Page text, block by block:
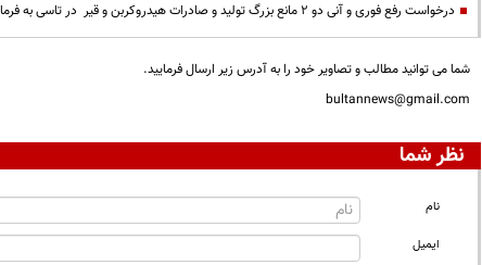
درخواست رفع فوری و آنی دو ۲ مانع بزرگ تولید و صادرات هیدروکربن و قیر در تاسی به فرمان رهبری
شما می توانید مطالب و تصاویر خود را به آدرس زیر ارسال فرمایید.
bultannews@gmail.com
نظر شما
نام
ایمیل